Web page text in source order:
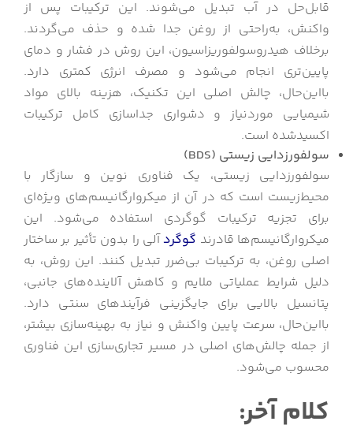
قابل‌حل در آب تبدیل می‌شوند. این ترکیبات پس از
واکنش، به‌راحتی از روغن جدا شده و حذف می‌گردند.
برخلاف هیدروسولفوریزاسیون، این روش در فشار و دمای
پایین‌تری انجام می‌شود و مصرف انرژی کمتری دارد.
بااین‌حال، چالش اصلی این تکنیک، هزینه بالای مواد
شیمیایی موردنیاز و دشواری جداسازی کامل ترکیبات
اکسیدشده است.
سولفورزدایی زیستی (BDS
)
سولفورزدایی زیستی، یک فناوری نوین و سازگار با
محیط‌زیست است که در آن از میکروارگانیسم‌های ویژه‌ای
برای تجزیه ترکیبات گوگردی استفاده می‌شود. این
میکروارگانیسم‌ها قادرند گوگردآلی را بدون تأثیر بر ساختار
اصلی روغن، به ترکیبات بی‌ضرر تبدیل کنند. این روش، به
دلیل شرایط عملیاتی ملایم و کاهش آلاینده‌های جانبی،
پتانسیل بالایی برای جایگزینی فرآیندهای سنتی دارد.
بااین‌حال، سرعت پایین واکنش و نیاز به بهینه‌سازی بیشتر،
از جمله چالش‌های اصلی در مسیر تجاری‌سازی این فناوری
محسوب می‌شود.
کلام آخر: